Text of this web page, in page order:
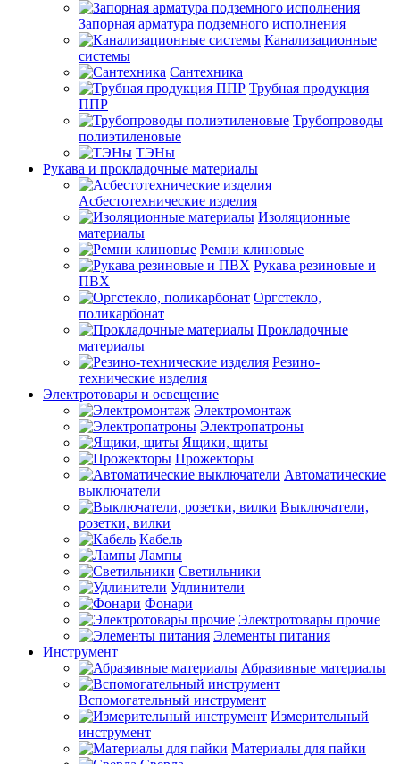
Запорная арматура подземного исполнения
Канализационные
системы
Сантехника
Трубная продукция
ППР
Трубопроводы
полиэтиленовые
ТЭНы
Рукава и прокладочные материалы
Асбестотехнические изделия
Изоляционные
материалы
Ремни клиновые
Рукава резиновые и
ПВХ
Оргстекло,
поликарбонат
Прокладочные
материалы
Резино-
технические изделия
Электротовары и освещение
Электромонтаж
Электропатроны
Ящики, щиты
Прожекторы
Автоматические
выключатели
Выключатели,
розетки, вилки
Кабель
Лампы
Светильники
Удлинители
Фонари
Электротовары прочие
Элементы питания
Инструмент
Абразивные материалы
Вспомогательный инструмент
Измерительный
инструмент
Материалы для пайки